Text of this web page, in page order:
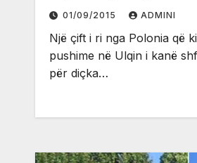
01/09/2015 ADMINI
Një çift i ri nga Polonia që
pushime në Ulqin i kanë
për diçka…